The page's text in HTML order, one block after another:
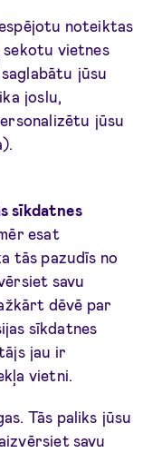
noteiktas
sekotu vietnes
jūsu
joslu,
jūsu
sīkdatnes
esat
tās pazudīs no
savu
dēvē par
sīkdatnes
jau ir
vietni.
Tās paliks jūsu
savu